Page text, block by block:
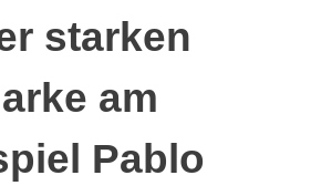
starken
am
Pablo